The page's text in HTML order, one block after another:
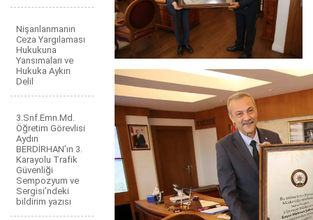
Nişanlanmanın
Ceza Yargılaması
Hukukuna
Yansımaları ve
Hukuka Aykırı
Delil
3.Snf.Emn.Md.
Öğretim Görevlisi
Aydın
BERDİRHAN’ın 3.
Karayolu Trafik
Güvenliği
Sempozyum ve
Sergisi’ndeki
bildirim yazısı